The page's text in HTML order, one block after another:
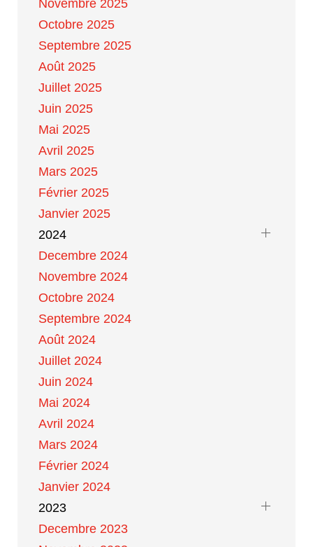
Novembre 2025
Octobre 2025
Septembre 2025
Août 2025
Juillet 2025
Juin 2025
Mai 2025
Avril 2025
Mars 2025
Février 2025
Janvier 2025
2024
Decembre 2024
Novembre 2024
Octobre 2024
Septembre 2024
Août 2024
Juillet 2024
Juin 2024
Mai 2024
Avril 2024
Mars 2024
Février 2024
Janvier 2024
2023
Decembre 2023